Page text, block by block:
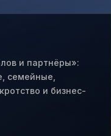
и партнёры»:
семейные,
и бизнес-